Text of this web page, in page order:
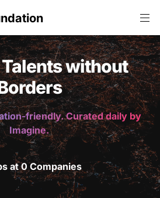
without
friendly. Curated daily by
Imagine.
at 0 Companies